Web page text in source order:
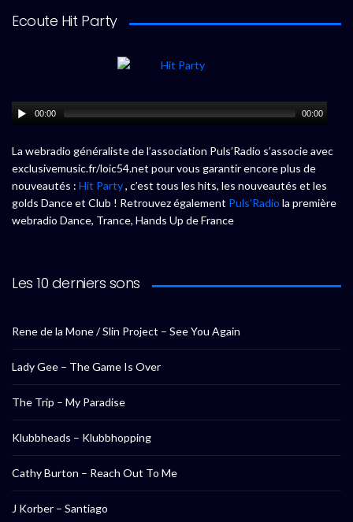
Ecoute Hit Party
00:00 00:00
La webradio généraliste de l’association Puls’Radio s’associe avec
exclusivemusic.fr/loic54.net pour vous garantir encore plus de
nouveautés : Hit Party, c’est tous les hits, les nouveautés et les
golds Dance et Club ! Retrouvez également Puls’Radio la première
webradio Dance, Trance, Hands Up de France
Les 10 derniers sons
Rene de la Mone / Slin Project – See You Again
Lady Gee – The Game Is Over
The Trip – My Paradise
Klubbheads – Klubbhopping
Cathy Burton – Reach Out To Me
J Korber – Santiago